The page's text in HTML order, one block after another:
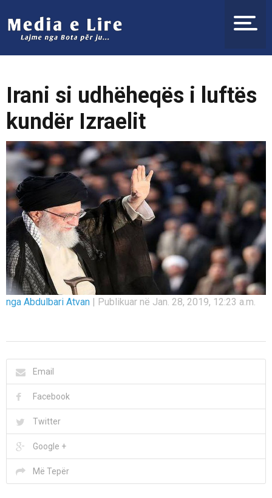
Irani si udhëheqës i luftës
kundër Izraelit
nga Abdulbari Atvan | Publikuar në Jan. 28, 2019, 12:23 a.m.
Email
Facebook
Twitter
Google +
Më Tepër